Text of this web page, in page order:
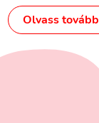
Olvass tovább